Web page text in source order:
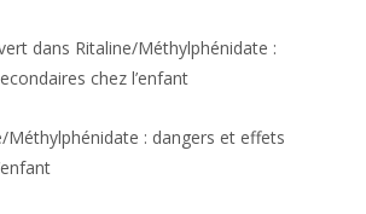
dans Ritaline/Méthylphénidate :
chez l’enfant
Méthylphénidate : dangers et effets